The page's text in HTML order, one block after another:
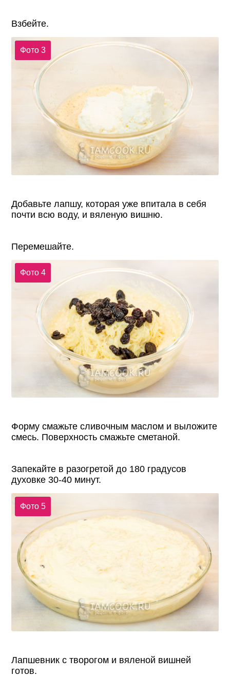
Взбейте.
Фото 3
Добавьте лапшу, которая уже впитала в себя
почти всю воду, и вяленую вишню.
Перемешайте.
Фото 4
Форму смажьте сливочным маслом и выложите
смесь. Поверхность смажьте сметаной.
Запекайте в разогретой до 180 градусов
духовке 30-40 минут.
Фото 5
Лапшевник с творогом и вяленой вишней
готов.